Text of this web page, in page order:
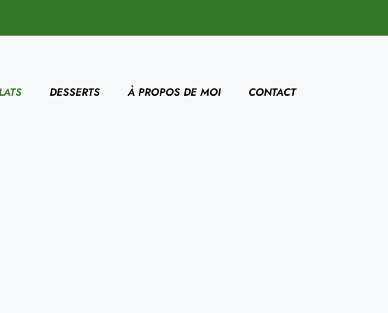
DESSERTS À PROPOS DE MOI CONTACT